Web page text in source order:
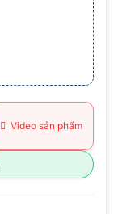
Video sản phẩm